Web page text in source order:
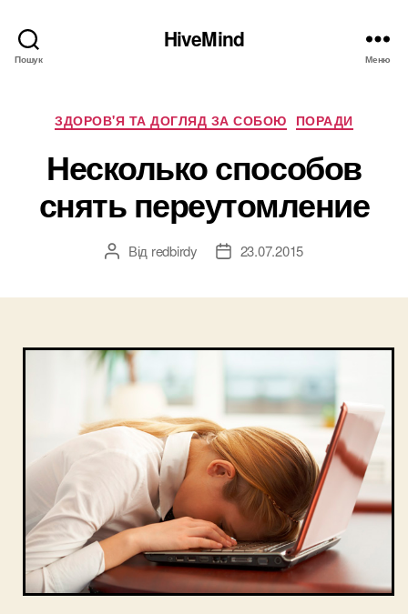
Пошук
HiveMind
Меню
Категорії
ЗДОРОВ'Я ТА ДОГЛЯД ЗА СОБОЮ ПОРАДИ
Несколько способов
снять переутомление
Автор
Від redbirdy
Дата23.07.2015